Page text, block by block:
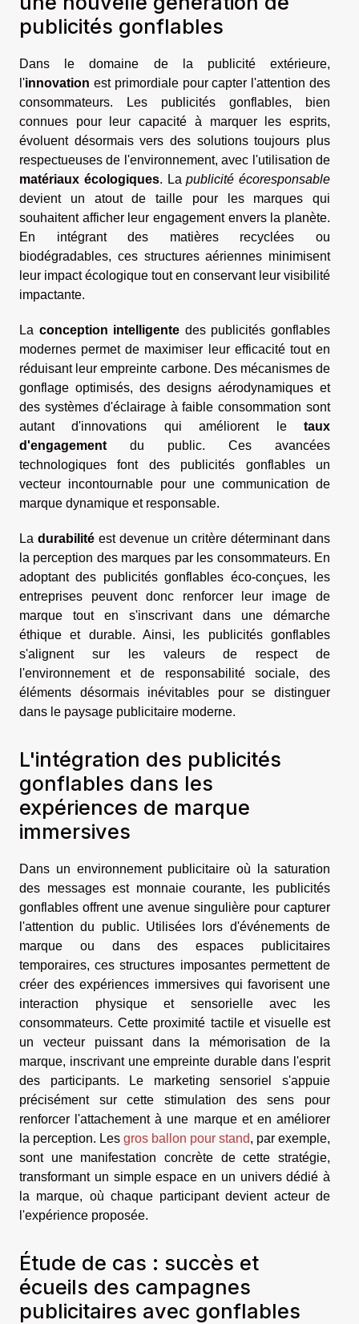
publicités gonflables
Dans le domaine de la publicité extérieure,
l'innovation est primordiale pour capter l'attention des
consommateurs. Les publicités gonflables, bien
connues pour leur capacité à marquer les esprits,
évoluent désormais vers des solutions toujours plus
respectueuses de l'environnement, avec l'utilisation de
matériaux écologiques. Lapublicité écoresponsable
devient un atout de taille pour les marques qui
souhaitent afficher leur engagement envers la planète.
En intégrant des matières recyclées ou
biodégradables, ces structures aériennes minimisent
leur impact écologique tout en conservant leur visibilité
impactante.
La conception intelligente des publicités gonflables
modernes permet de maximiser leur efficacité tout en
réduisant leur empreinte carbone. Des mécanismes de
gonflage optimisés, des designs aérodynamiques et
des systèmes d'éclairage à faible consommation sont
autant d'innovations qui améliorent le taux
d'engagementdu public. Ces avancées
technologiques font des publicités gonflables un
vecteur incontournable pour une communication de
marque dynamique et responsable.
La durabilité est devenue un critère déterminant dans
la perception des marques par les consommateurs. En
adoptant des publicités gonflables éco-conçues, les
entreprises peuvent donc renforcer leur image de
marque tout en s'inscrivant dans une démarche
éthique et durable. Ainsi, les publicités gonflables
s'alignent sur les valeurs de respect de
l'environnement et de responsabilité sociale, des
éléments désormais inévitables pour se distinguer
dans le paysage publicitaire moderne.
L'intégration des publicités
gonflables dans les
expériences de marque
immersives
Dans un environnement publicitaire où la saturation
des messages est monnaie courante, les publicités
gonflables offrent une avenue singulière pour capturer
l'attention du public. Utilisées lors d'événements de
marque ou dans des espaces publicitaires
temporaires, ces structures imposantes permettent de
créer des expériences immersives qui favorisent une
interaction physique et sensorielle avec les
consommateurs. Cette proximité tactile et visuelle est
un vecteur puissant dans la mémorisation de la
marque, inscrivant une empreinte durable dans l'esprit
des participants. Le marketing sensoriel s'appuie
précisément sur cette stimulation des sens pour
renforcer l'attachement à une marque et en améliorer
la perception. Les gros ballon pour stand, par exemple,
sont une manifestation concrète de cette stratégie,
transformant un simple espace en un univers dédié à
la marque, où chaque participant devient acteur de
l'expérience proposée.
Étude de cas : succès et
écueils des campagnes
publicitaires avec gonflables